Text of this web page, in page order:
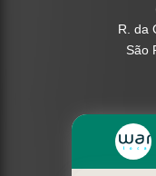
R. da
São